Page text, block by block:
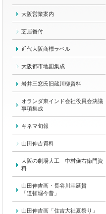
大阪営業案内
芝居番付
近代大阪商標ラベル
大阪都市地図集成
岩井三窓氏旧蔵川柳資料
オランダ東インド会社役員会決議
事項集成
キネマ旬報
山田伸吉資料
大阪の劇場大工 中村儀右衛門資
料
山田伸吉画・長谷川幸延賛
「道頓堀今昔」
山田伸吉画「住吉大社夏祭り」